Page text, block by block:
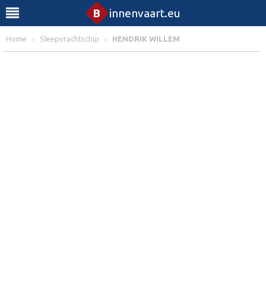
B innenvaart.eu
Home » Sleepvrachtschip » HENDRIK WILLEM